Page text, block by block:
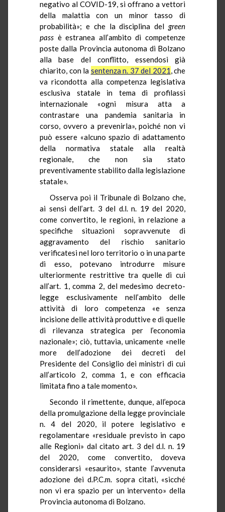
negativo al COVID-19, si offrano a vettori
della malattia con un minor tasso di
probabilità»; e che la disciplina del green
pass è estranea all’ambito di competenze
poste dalla Provincia autonoma di Bolzano
alla base del conflitto, essendosi già
chiarito, con la sentenza n. 37 del 2021, che
va ricondotta alla competenza legislativa
esclusiva statale in tema di profilassi
internazionale «ogni misura atta a
contrastare una pandemia sanitaria in
corso, ovvero a prevenirla», poiché non vi
può essere «alcuno spazio di adattamento
della normativa statale alla realtà
regionale, che non sia stato
preventivamente stabilito dalla legislazione
statale».
Osserva poi il Tribunale di Bolzano che,
ai sensi dell’art. 3 del d.l. n. 19 del 2020,
come convertito, le regioni, in relazione a
specifiche situazioni sopravvenute di
aggravamento del rischio sanitario
verificatesi nel loro territorio o in una parte
di esso, potevano introdurre misure
ulteriormente restrittive tra quelle di cui
all’art. 1, comma 2, del medesimo decreto-
legge esclusivamente nell’ambito delle
attività di loro competenza «e senza
incisione delle attività produttive e di quelle
di rilevanza strategica per l’economia
nazionale»; ciò, tuttavia, unicamente «nelle
more dell’adozione dei decreti del
Presidente del Consiglio dei ministri di cui
all’articolo 2, comma 1, e con efficacia
limitata fino a tale momento».
Secondo il rimettente, dunque, all’epoca
della promulgazione della legge provinciale
n. 4 del 2020, il potere legislativo e
regolamentare «residuale previsto in capo
alle Regioni» dal citato art. 3 del d.l. n. 19
del 2020, come convertito, doveva
considerarsi «esaurito», stante l’avvenuta
adozione dei d.P.C.m. sopra citati, «sicché
non vi era spazio per un intervento» della
Provincia autonoma di Bolzano.